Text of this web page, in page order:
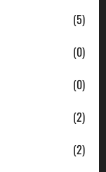
(5)
(0)
(0)
(2)
(2)